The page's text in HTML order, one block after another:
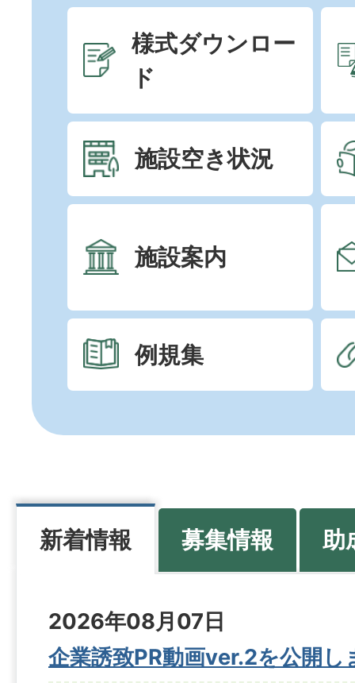
様式ダウンロー
ド
施設空き状況
施設案内
例規集
新着情報 募集情報 助
新
着
情
2026年08月07日
企業誘致PR動画ver.2を公開し